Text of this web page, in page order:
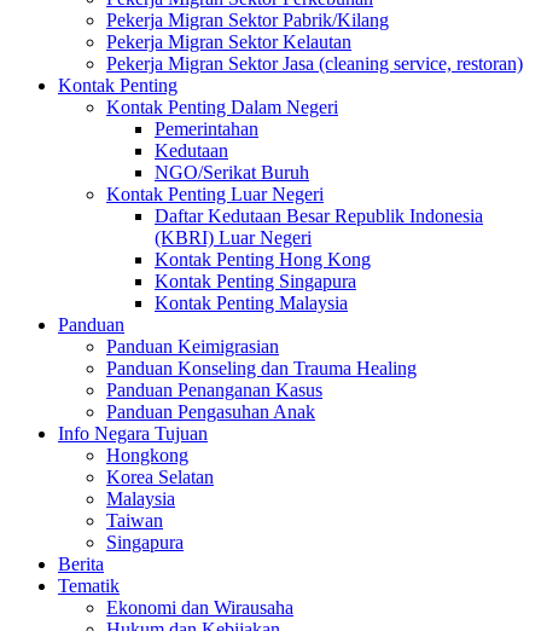
Pekerja Migran Sektor Pabrik/Kilang
Pekerja Migran Sektor Kelautan
Pekerja Migran Sektor Jasa (cleaning service, restoran)
Kontak Penting
Kontak Penting Dalam Negeri
Pemerintahan
Kedutaan
NGO/Serikat Buruh
Kontak Penting Luar Negeri
Daftar Kedutaan Besar Republik Indonesia
(KBRI) Luar Negeri
Kontak Penting Hong Kong
Kontak Penting Singapura
Kontak Penting Malaysia
Panduan
Panduan Keimigrasian
Panduan Konseling dan Trauma Healing
Panduan Penanganan Kasus
Panduan Pengasuhan Anak
Info Negara Tujuan
Hongkong
Korea Selatan
Malaysia
Taiwan
Singapura
Berita
Tematik
Ekonomi dan Wirausaha